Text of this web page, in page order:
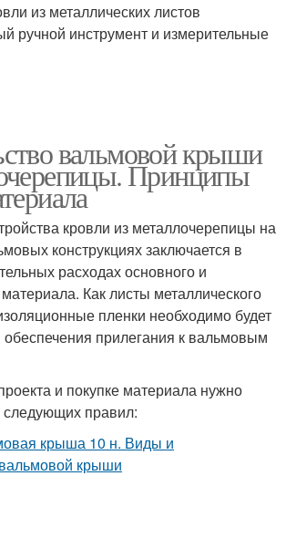
из металлических листов
ручной инструмент и измерительные
вальмовой крыши
Принципы
кровли из металлочерепицы на
конструкциях заключается в
расходах основного и
Как листы металлического
пленки необходимо будет
обеспечения прилегания к вальмовым
и покупке материала нужно
правил: